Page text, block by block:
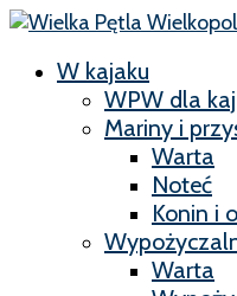
W kajaku
WPW dla
Mariny i
Warta
Noteć
Konin i
Warta